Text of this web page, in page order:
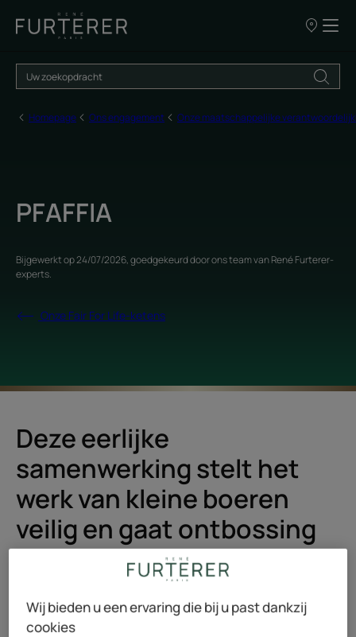
ONZE
Homepage Ons engagement Onze maatschappelijke
PFAFFIA
Bijgewerkt op24/07/2026, goedgekeurd doorons team van René Furterer-
experts.
Onze Fair For Life-ketens
Deze eerlijke
samenwerking stelt het
werk van kleine boeren
veilig en gaat ontbossing
tegen
de bevolking van het Amazonegebied gekoesterd. Het is
Wij bieden u een ervaring die bij u past dankzij
cookies